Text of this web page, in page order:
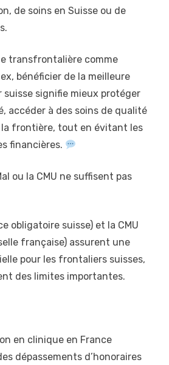
de soins en Suisse ou de
transfrontalière comme
bénéficier de la meilleure
signifie mieux protéger
accéder à des soins de qualité
la frontière, tout en évitant les
financières.
ou la CMU ne suffisent pas
obligatoire suisse) et la CMU
française) assurent une
pour les frontaliers suisses,
des limites importantes.
en clinique en France
dépassements d’honoraires